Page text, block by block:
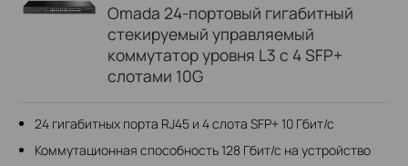
Omada 24‑портовый гигабитный
стекируемый управляемый
коммутатор уровня L3 с 4 SFP+
слотами 10G
24 гигабитных порта RJ45 и 4 слота SFP+ 10 Гбит/с
Коммутационная способность 128 Гбит/с на устройство